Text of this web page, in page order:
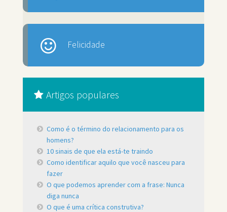
Felicidade
Artigos populares
Como é o término do relacionamento para os
homens?
10 sinais de que ela está-te traindo
Como identificar aquilo que você nasceu para
fazer
O que podemos aprender com a frase: Nunca
diga nunca
O que é uma crítica construtiva?